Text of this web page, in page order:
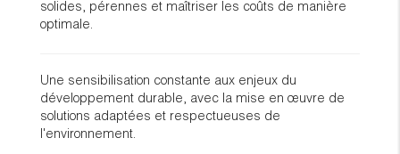
solides, pérennes et maîtriser les coûts de manière
optimale.
Une sensibilisation constante aux enjeux du
développement durable, avec la mise en œuvre de
solutions adaptées et respectueuses de
l'environnement.